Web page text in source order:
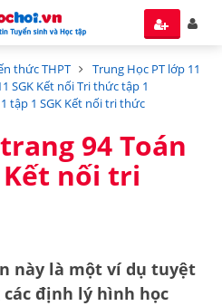
thức THPT
Trung Học PT lớp 11
SGK Kết nối Tri thức tập 1
tập 1 SGK Kết nối tri thức
94 Toán
Kết nối tri
này là một ví dụ tuyệt
định lý hình học